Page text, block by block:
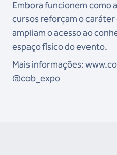
Embora funcionem como
cursos reforçam o caráter
ampliam o acesso ao
espaço físico do evento.
Mais informações:
@cob_expo